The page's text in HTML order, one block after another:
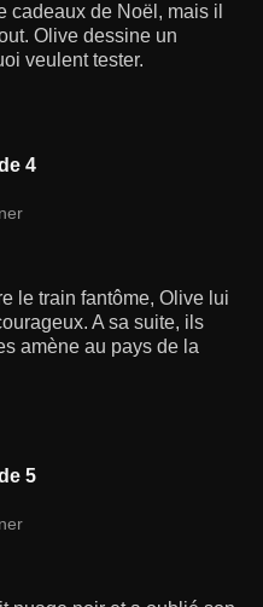
cadeaux de Noël, mais il
Olive dessine un
veulent tester.
4
le train fantôme, Olive lui
A sa suite, ils
amène au pays de la
5